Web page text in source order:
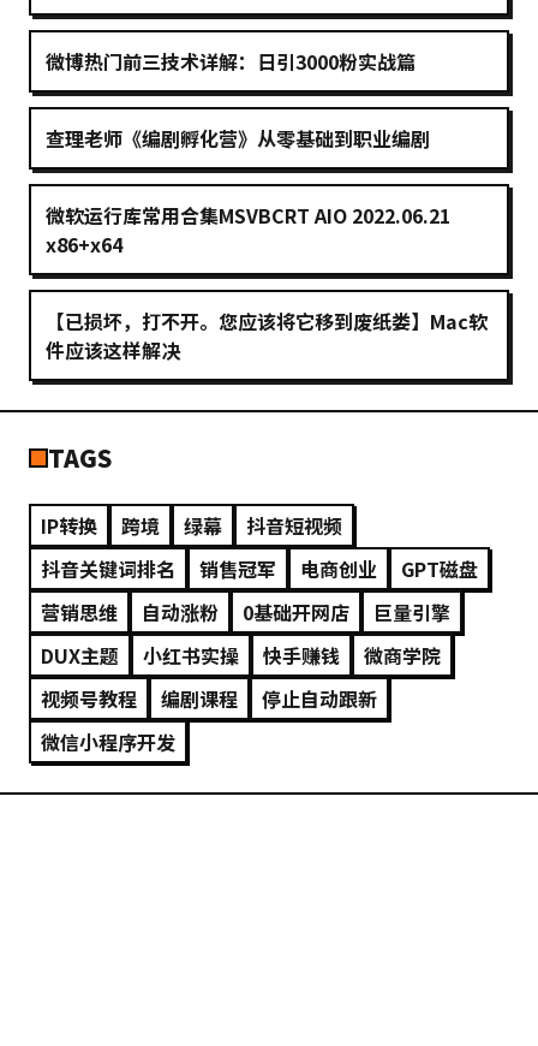
微博热门前三技术详解：日引3000粉实战篇
查理老师《编剧孵化营》从零基础到职业编剧
微软运行库常用合集MSVBCRT AIO 2022.06.21
x86+x64
【已损坏，打不开。您应该将它移到废纸娄】Mac软
件应该这样解决
TAGS
IP转换 跨境 绿幕
抖音短视频
抖音关键词排名
销售冠军 电商创业
GPT磁盘
营销思维
自动涨粉 0基础开网店
巨量引擎
DUX主题
小红书实操 快手赚钱
微商学院
视频号教程
编剧课程
停止自动跟新
微信小程序开发